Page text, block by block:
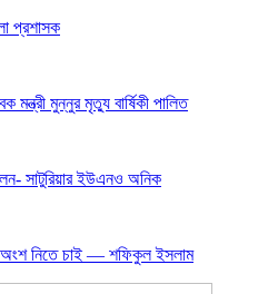
প্রশাসক
মন্ত্রী মুন্নুর মৃত্যু বার্ষিকী পালিত
সাটুরিয়ার ইউএনও অনিক
অংশ নিতে চাই — শফিকুল ইসলাম